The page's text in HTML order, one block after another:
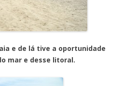
lá tive a oportunidade
mar e desse litoral.